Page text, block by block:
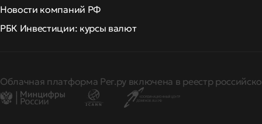
Новости компаний РФ
РБК Инвестиции: курсы валют
Облачная платформа Рег.ру включена в реестр